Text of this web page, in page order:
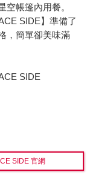
帳篷內用餐。
SIDE】準備了
，簡單卻美味滿
SIDE
SIDE 官網